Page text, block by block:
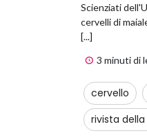
Scienziati
cervelli di
[...]
3 minuti di
cervello
rivista